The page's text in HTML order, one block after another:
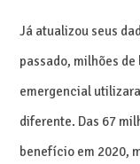
Já atualizou seus
passado, milhões
emergencial
diferente. Das 67
benefício em 2020,